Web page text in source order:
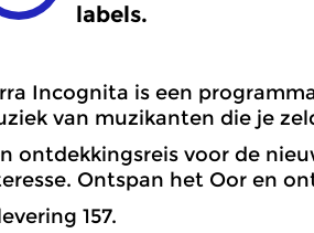
labels.
Incognita is een
van muzikanten die je
ontdekkingsreis voor de
Ontspan het Oor en
157.